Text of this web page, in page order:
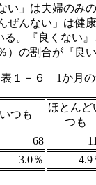
」は夫婦のみ
ぜんない」は健
。『良くない
）の割合が『良
表１－６ 1か月の
いつも
ほとんど
つも
68
3.0％ 4.9